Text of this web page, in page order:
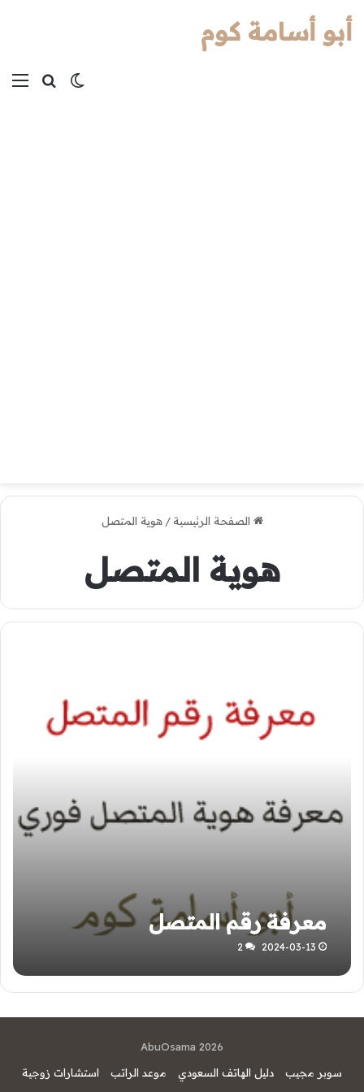
بحثالوضع
أبو أسامة كوم
الصفحة الرئيسية / هوية المتصل
هوية المتصل
معرفة رقم المتصل
2024-03-13
2
AbuOsama 2026
سوبر مجيب
دليل الهاتف السعودي موعد الراتب استشارات زوجية